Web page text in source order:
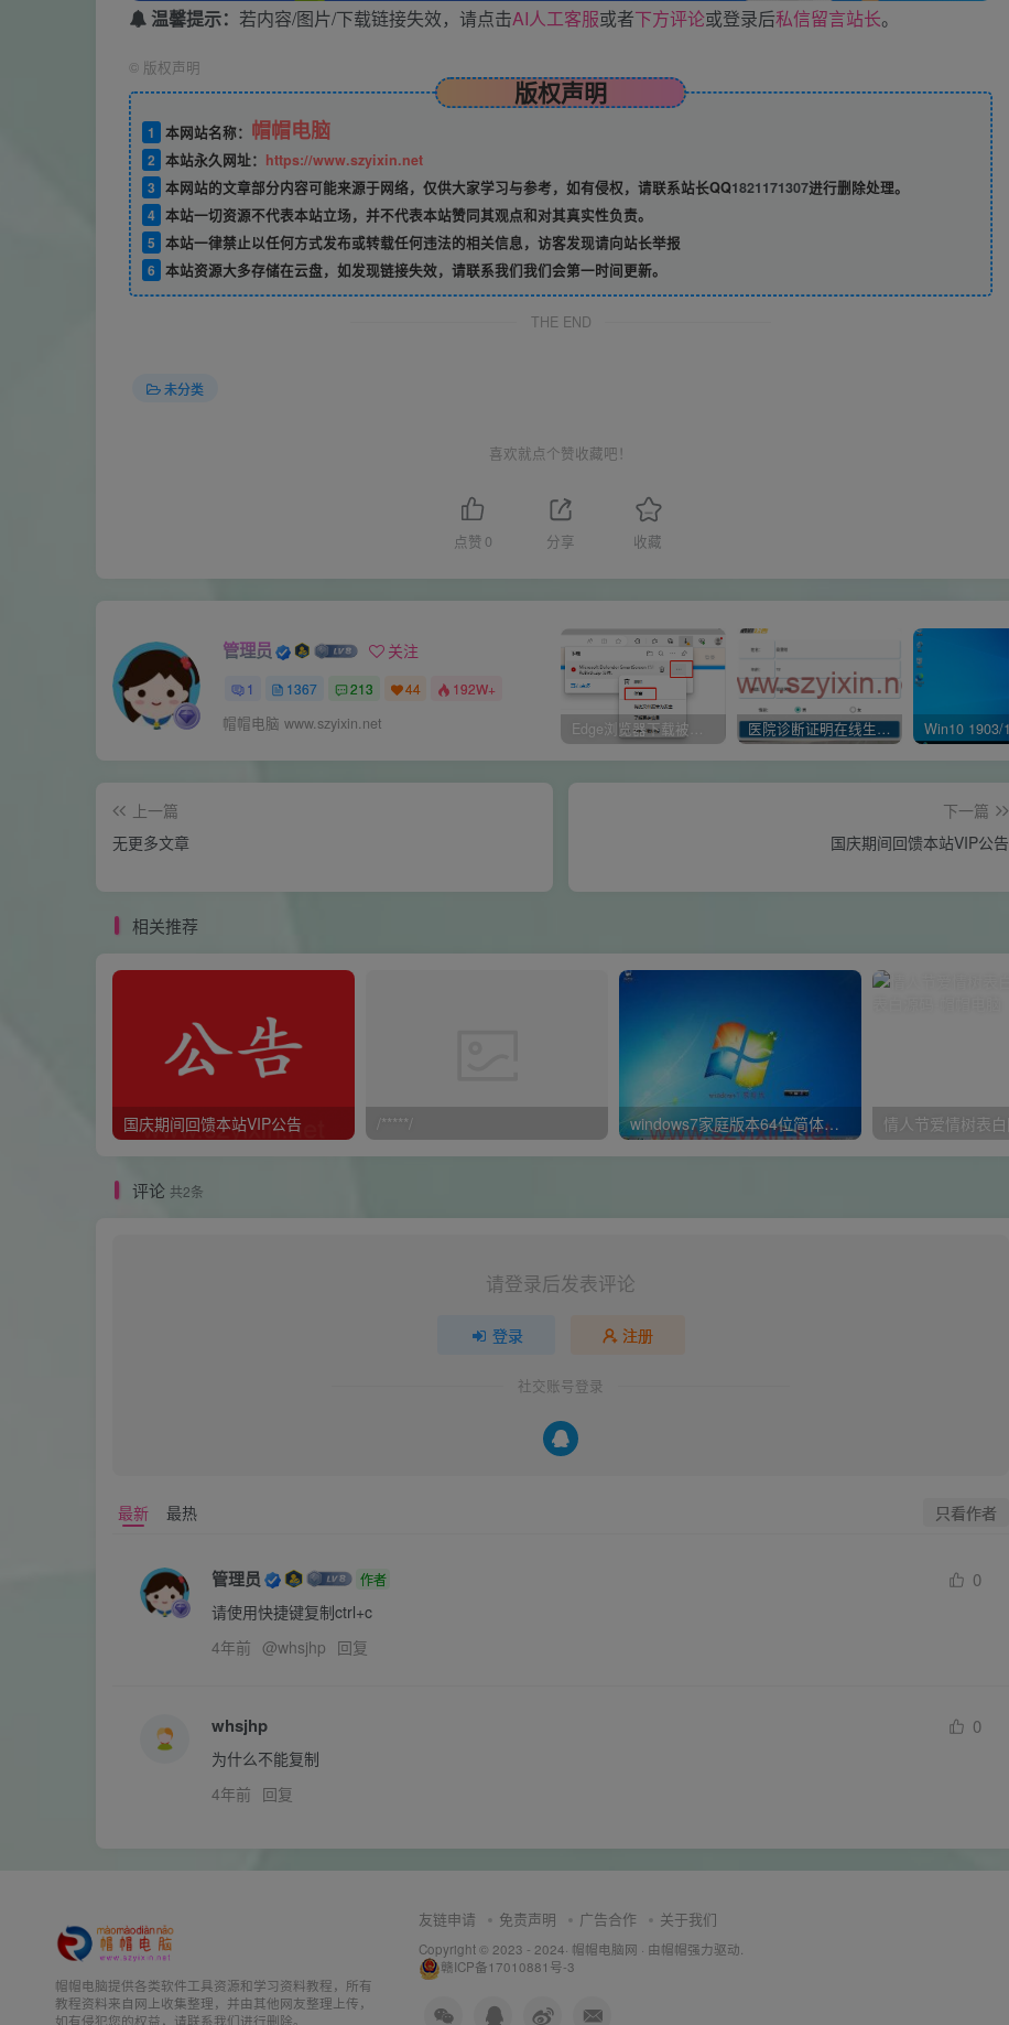
温馨提示： 若内容/图片/下载链接失效，请点击AI人工客服或者下方评论或登录后私信留言站长。
© 版权声明
版权声明
1 本网站名称： 帽帽电脑
2 本站永久网址： https://www.szyixin.net
3 本网站的文章部分内容可能来源于网络，仅供大家学习与参考，如有侵权，请联系站长QQ1821171307进行删除处理。
4 本站一切资源不代表本站立场，并不代表本站赞同其观点和对其真实性负责。
5 本站一律禁止以任何方式发布或转载任何违法的相关信息，访客发现请向站长举报
6 本站资源大多存储在云盘，如发现链接失效，请联系我们我们会第一时间更新。
THE END
未分类
喜欢就点个赞收藏吧！
点赞 0 分享 收藏
管理员 关注
1 1367 213 44 192W+
帽帽电脑 www.szyixin.net Edge浏览器下载被阻止 已阻止此不安全的文件是什么原因呢 医院诊断证明在线生成器-安卓APP
上一篇
无更多文章
下一篇
国庆期间回馈本站VIP公告
相关推荐
国庆期间回馈本站VIP公告 /*****/ windows7家庭版本64位简体中文版官方原版纯净系统镜像
评论 共2条
请登录后发表评论
登录 注册
社交账号登录
最新 最热 只看作者
管理员 作者 0
请使用快捷键复制ctrl+c
4年前 @whsjhp 回复
whsjhp 0
为什么不能复制
4年前 回复
帽帽电脑提供各类软件工具资源和学习资料教程，所有
教程资料来自网上收集整理，并由其他网友整理上传，
如有侵犯您的权益，请联系我们进行删除。
友链申请 免责声明 广告合作 关于我们
Copyright © 2023 - 2024· 帽帽电脑网 · 由帽帽强力驱动.
赣ICP备17010881号-3